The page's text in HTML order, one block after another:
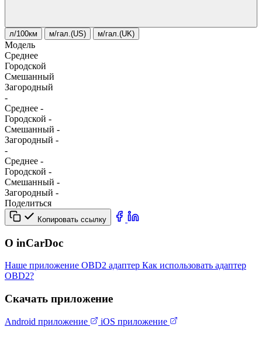
л/100км м/гал.(US) м/гал.(UK)
Модель
Среднее
Городской
Смешанный
Загородный
-
Среднее -
Городской -
Смешанный -
Загородный -
-
Среднее -
Городской -
Смешанный -
Загородный -
Поделиться
Копировать ссылку
О inCarDoc
Наше приложение OBD2 адаптер Как использовать адаптер
OBD2?
Скачать приложение
Android приложение iOS приложение